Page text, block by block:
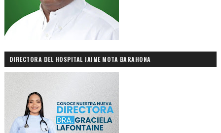
DIRECTORA DEL HOSPITAL JAIME MOTA BARAHONA